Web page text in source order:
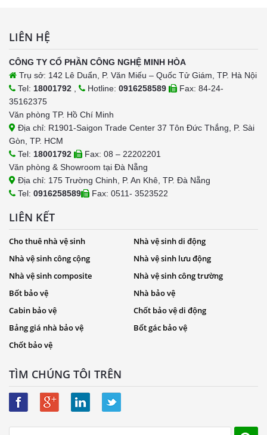
LIÊN HỆ
CÔNG TY CỔ PHẦN CÔNG NGHỆ MINH HÒA
Trụ sở: 142 Lê Duẩn, P. Văn Miếu – Quốc Tử Giám, TP. Hà Nội
Tel: 18001792 Hotline: 0916258589
Fax: 84-24-
35162375
Văn phòng TP. Hồ Chí Minh
Địa chỉ: R1901-Saigon Trade Center 37 Tôn Đức Thắng, P. Sài
Gòn, TP. HCM
Tel: 18001792
Fax: 08 – 22202201
Văn phòng & Showroom tại Đà Nẵng
Địa chỉ: 175 Trường Chinh, P. An Khê, TP. Đà Nẵng
Tel: 0916258589 Fax: 0511- 3523522
LIÊN KẾT
Cho thuê nhà vệ sinh
Nhà vệ sinh di động
Nhà vệ sinh công cộng
Nhà vệ sinh lưu động
Nhà vệ sinh composite
Nhà vệ sinh công trường
Bốt bảo vệ
Nhà bảo vệ
Cabin bảo vệ
Chốt bảo vệ di động
Bảng giá nhà bảo vệ
Bốt gác bảo vệ
Chốt bảo vệ
TÌM CHÚNG TÔI TRÊN